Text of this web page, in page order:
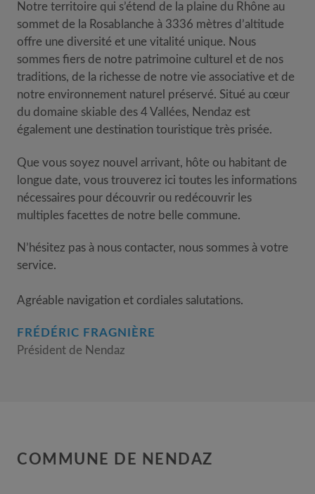
Notre territoire qui s’étend de la plaine du Rhône au
sommet de la Rosablanche à 3336 mètres d’altitude
offre une diversité et une vitalité unique. Nous
sommes fiers de notre patrimoine culturel et de nos
traditions, de la richesse de notre vie associative et de
notre environnement naturel préservé. Situé au cœur
du domaine skiable des 4 Vallées, Nendaz est
également une destination touristique très prisée.
Que vous soyez nouvel arrivant, hôte ou habitant de
longue date, vous trouverez ici toutes les informations
nécessaires pour découvrir ou redécouvrir les
multiples facettes de notre belle commune.
N’hésitez pas à nous contacter, nous sommes à votre
service.
Agréable navigation et cordiales salutations.
FRÉDÉRIC FRAGNIÈRE
Président de Nendaz
COMMUNE DE NENDAZ